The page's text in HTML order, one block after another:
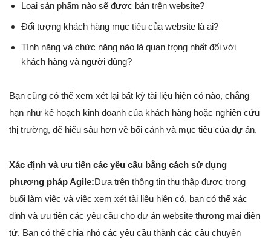
Loại sản phẩm nào sẽ được bán trên website?
Đối tượng khách hàng mục tiêu của website là ai?
Tính năng và chức năng nào là quan trọng nhất đối với
khách hàng và người dùng?
Bạn cũng có thể xem xét lại bất kỳ tài liệu hiện có nào, chẳng
hạn như kế hoạch kinh doanh của khách hàng hoặc nghiên cứu
thị trường, để hiểu sâu hơn về bối cảnh và mục tiêu của dự án.
Xác định và ưu tiên các yêu cầu bằng cách sử dụng
phương pháp Agile:Dựa trên thông tin thu thập được trong
buổi làm việc và việc xem xét tài liệu hiện có, bạn có thể xác
định và ưu tiên các yêu cầu cho dự án website thương mại điện
tử. Bạn có thể chia nhỏ các yêu cầu thành các câu chuyện